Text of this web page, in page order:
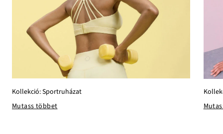
Kollekció: Sportruházat
Mutass többet